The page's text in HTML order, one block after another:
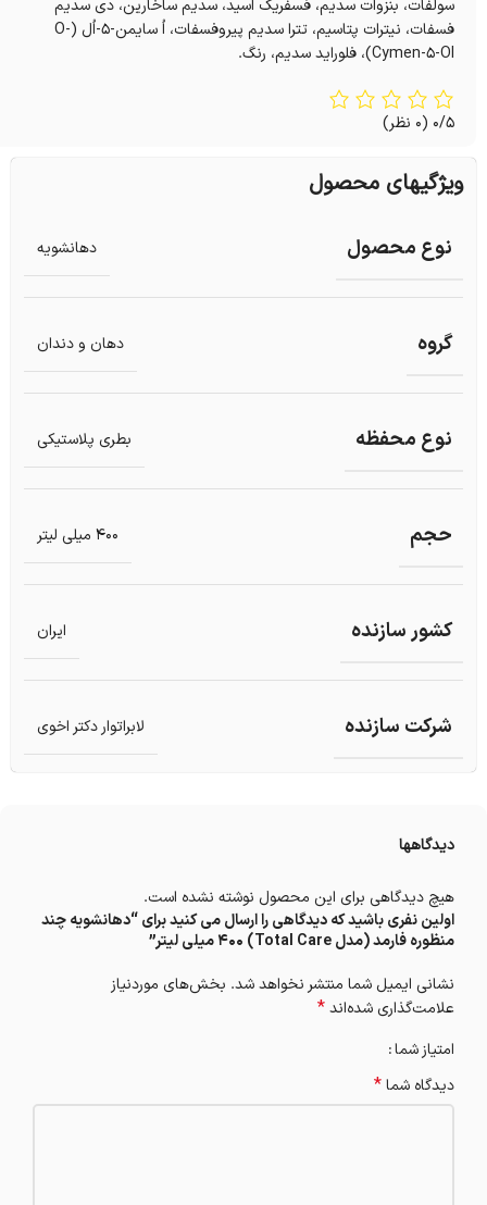
سولفات، بنزوات سدیم، فسفریک اسید، سدیم ساخارین، دی سدیم
فسفات، نیترات پتاسیم، تترا سدیم پیروفسفات، اُ سايمن-۵-اُل (O-
Cymen-5-Ol)، فلوراید سدیم، رنگ.
0/5 (0 نظر)
ویژگیهای محصول
نوع محصول دهانشویه
گروه دهان و دندان
نوع محفظه بطری پلاستیکی
حجم 400 میلی لیتر
کشور سازنده ایران
شرکت سازنده لابراتوار دکتر اخوی
دیدگاهها
هیچ دیدگاهی برای این محصول نوشته نشده است.
اولین نفری باشید که دیدگاهی را ارسال می کنید برای “دهانشویه چند
منظوره فارمد (مدل Total Care) 400 میلی لیتر”
نشانی ایمیل شما منتشر نخواهد شد. بخش‌های موردنیاز
علامت‌گذاری شده‌اند*
امتیاز شما
دیدگاه شما*